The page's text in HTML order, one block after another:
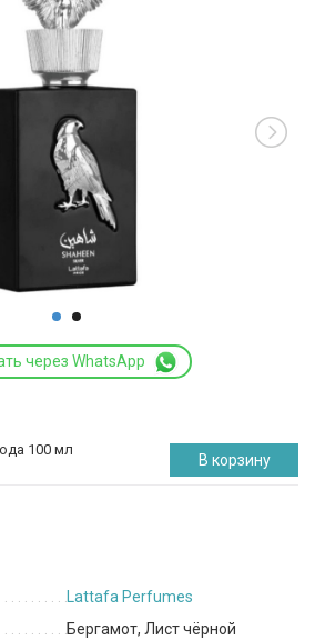
через WhatsApp
100 мл
В корзину
Lattafa Perfumes
Бергамот, Лист чёрной